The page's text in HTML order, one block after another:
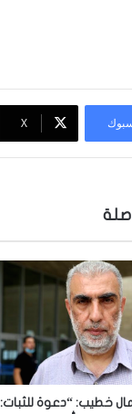
‫X
صلة
خطيب: “دعوة للثبات: